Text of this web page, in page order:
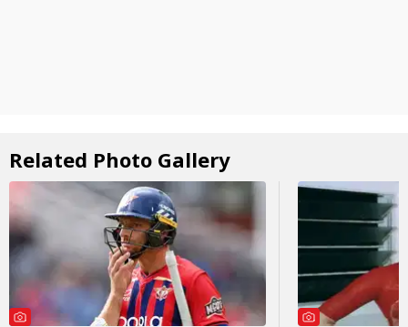
Related Photo Gallery